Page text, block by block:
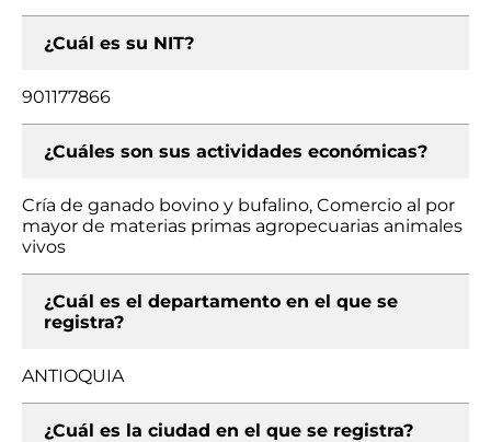
¿Cuál es su NIT?
901177866
¿Cuáles son sus actividades económicas?
Cría de ganado bovino y bufalino, Comercio al por
mayor de materias primas agropecuarias animales
vivos
¿Cuál es el departamento en el que se
registra?
ANTIOQUIA
¿Cuál es la ciudad en el que se registra?